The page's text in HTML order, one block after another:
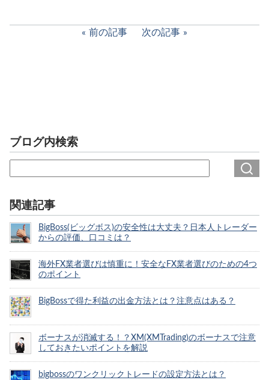
前の記事 次の記事
ブログ内検索
関連記事
BigBoss(ビッグボス)の安全性は大丈夫？日本人トレーダー
からの評価、口コミは？
海外FX業者選びは慎重に！安全なFX業者選びのための4つ
のポイント
BigBossで得た利益の出金方法とは？注意点はある？
ボーナスが消滅する！？XM(XMTrading)のボーナスで注意
しておきたいポイントを解説
bigbossのワンクリックトレードの設定方法とは？